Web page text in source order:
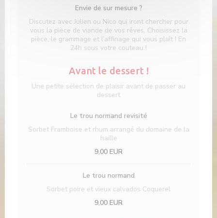
Envie de sur mesure ?
Discutez avec Julien ou Nico qui iront chercher pour
vous la pièce de viande de vos rêves. Choisissez la
pièce, le grammage et l’affinage qui vous plaît ! En
24h sous votre couteau !
Avant le dessert !
Une petite sélection de plaisir avant de passer au
dessert
Le trou normand revisité
Sorbet Framboise et rhum arrangé du domaine de la
haille
9,00 EUR
Le trou normand
Sorbet poire et vieux calvados Coquerel
9,00 EUR